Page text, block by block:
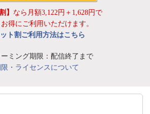
】 なら月額3,122円＋1,628円で
得にご利用いただけます。
ト割ご利用方法はこちら
ミング期限：配信終了まで
・ライセンスについて